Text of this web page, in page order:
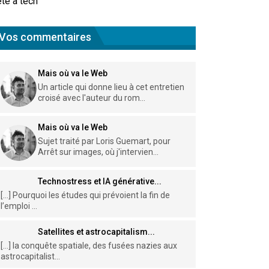
commentaires
Mais où va le Web
Un article qui donne lieu à cet entretien
croisé avec l'auteur du rom...
Mais où va le Web
Sujet traité par Loris Guemart, pour
Arrêt sur images, où j'intervien...
Technostress et IA générative...
[…] Pourquoi les études qui prévoient la fin de
l’emploi ...
Satellites et astrocapitalism...
[…] la conquête spatiale, des fusées nazies aux
astrocapitalist...